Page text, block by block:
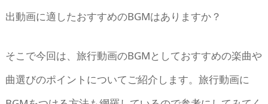
出動画に適したおすすめのBGMはありますか？
そこで今回は、旅行動画のBGMとしておすすめの楽曲や
曲選びのポイントについてご紹介します。旅行動画に